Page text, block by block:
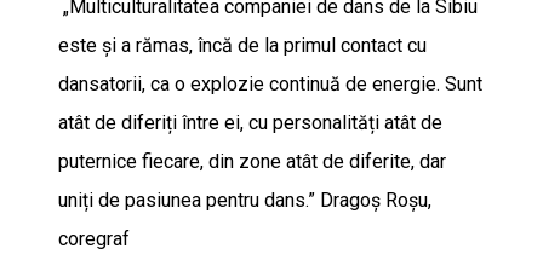
„Multiculturalitatea companiei de dans de la Sibiu
este și a rămas, încă de la primul contact cu
dansatorii, ca o explozie continuă de energie. Sunt
atât de diferiți între ei, cu personalități atât de
puternice fiecare, din zone atât de diferite, dar
uniți de pasiunea pentru dans.” Dragoș Roșu,
coregraf